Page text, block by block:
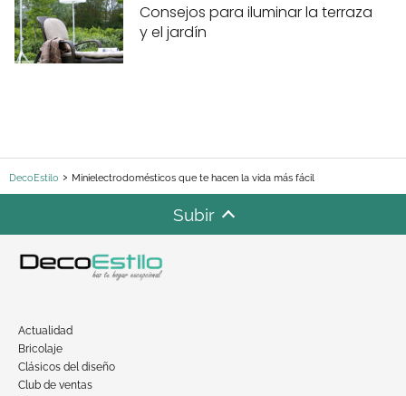
Consejos para iluminar la terraza
y el jardín
DecoEstilo Minielectrodomésticos que te hacen la vida más fácil
Subir
Actualidad
Bricolaje
Clásicos del diseño
Club de ventas